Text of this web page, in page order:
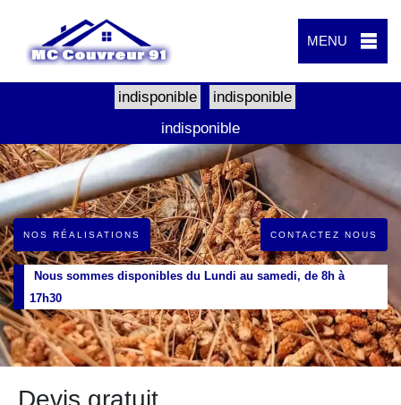
MENU
indisponible
indisponible
indisponible
NOS RÉALISATIONS CONTACTEZ NOUS
Nous sommes disponibles du Lundi au samedi, de 8h à
17h30
Devis gratuit